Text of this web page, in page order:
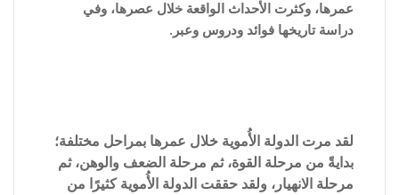
عمرها، وكثرت الأحداث الواقعة خلال عصرها، وفي
دراسة تاريخها فوائد ودروس وعبر.
لقد مرت الدولة الأُموية خلال عمرها بمراحل مختلفة؛
بدايةً من مرحلة القوة، ثم مرحلة الضعف والوهن، ثم
مرحلة الانهيار، ولقد حققت الدولة الأُموية كثيرًا من